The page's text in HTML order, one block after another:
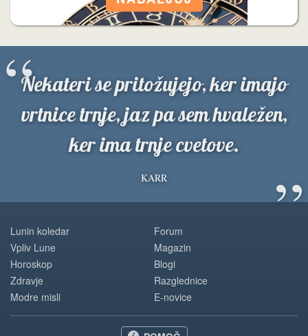
Nekateri se pritožujejo, ker imajo
vrtnice trnje, jaz pa sem hvaležen,
ker ima trnje cvetove.
KARR ”
“
Lunin koledar
Vpliv Lune
Horoskop
Zdravje
Modre misli
Forum
Magazin
Blogi
Razglednice
E-novice